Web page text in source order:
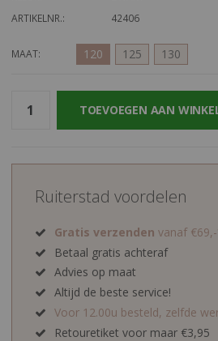
ARTIKELNR.:
42406
MAAT 120 125 130
TOEVOEGEN AAN
Ruiterstad voordelen
Gratis verzenden vanaf
Betaal gratis achteraf
Advies op maat
Altijd de beste service!
Voor 12.00u besteld, zelfde
Retouretiket voor maar €3,95